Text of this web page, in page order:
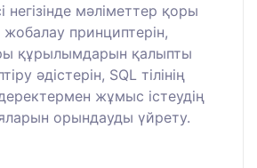
негізінде мәліметтер қоры
принциптерін,
құрылымдарын қалыпты
әдістерін, SQL тілінің
жұмыс істеудің
орындауды үйрету.